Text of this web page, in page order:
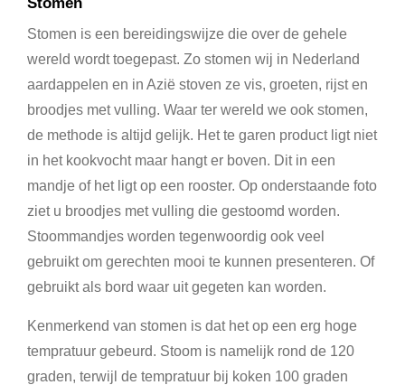
Stomen is een bereidingswijze die over de gehele
wereld wordt toegepast. Zo stomen wij in Nederland
aardappelen en in Azië stoven ze vis, groeten, rijst en
broodjes met vulling. Waar ter wereld we ook stomen,
de methode is altijd gelijk. Het te garen product ligt niet
in het kookvocht maar hangt er boven. Dit in een
mandje of het ligt op een rooster. Op onderstaande foto
ziet u broodjes met vulling die gestoomd worden.
Stoommandjes worden tegenwoordig ook veel
gebruikt om gerechten mooi te kunnen presenteren. Of
gebruikt als bord waar uit gegeten kan worden.
Kenmerkend van stomen is dat het op een erg hoge
tempratuur gebeurd. Stoom is namelijk rond de 120
graden, terwijl de tempratuur bij koken 100 graden